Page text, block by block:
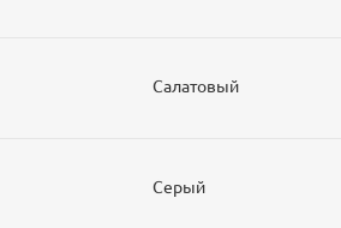
Салатовый
Серый